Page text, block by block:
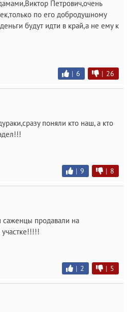
Петрович,очень
по его добродушному
будут идти в край,а не ему к
| 6 | 26
поняли кто наш, а кто
| 9 | 8
продавали на
| 2 | 5